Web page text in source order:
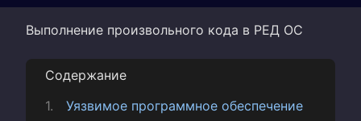
Выполнение произвольного кода в РЕД ОС
Содержание
Уязвимое программное обеспечение